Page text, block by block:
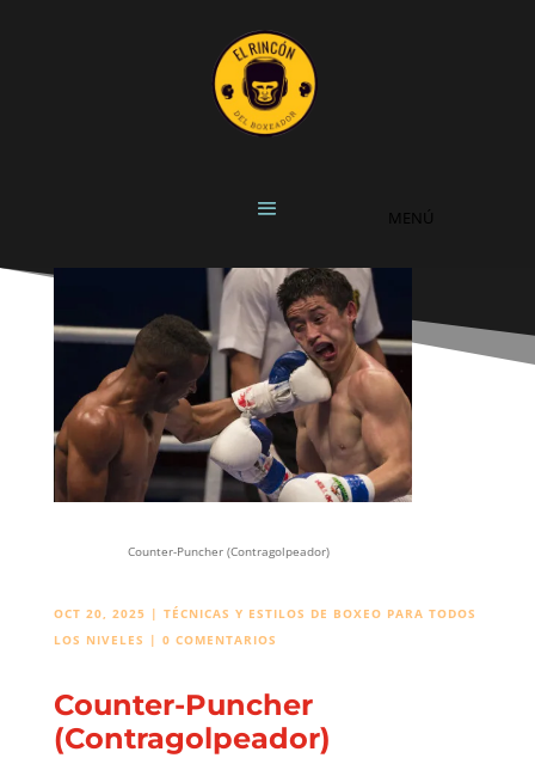
Counter-Puncher (Contragolpeador)
OCT 20, 2025 | TÉCNICAS Y ESTILOS DE BOXEO PARA TODOS
LOS NIVELES | 0 COMENTARIOS
Counter-Puncher
(Contragolpeador)